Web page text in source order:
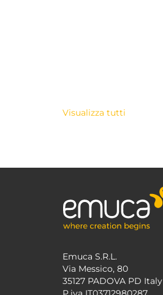
Visualizza tutti
Emuca S.R.L.
Via Messico, 80
35127 PADOVA PD Italy